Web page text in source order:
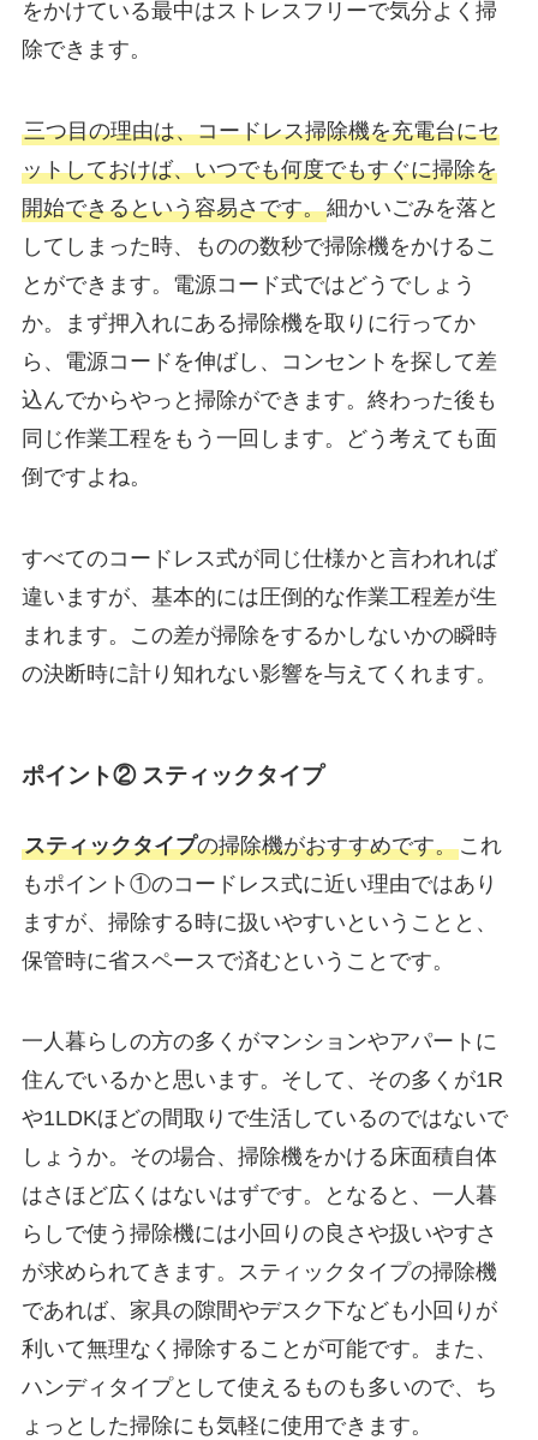
をかけている最中はストレスフリーで気分よく掃
除できます。
三つ目の理由は、コードレス掃除機を充電台にセ
ットしておけば、いつでも何度でもすぐに掃除を
開始できるという容易さです。細かいごみを落と
してしまった時、ものの数秒で掃除機をかけるこ
とができます。電源コード式ではどうでしょう
か。まず押入れにある掃除機を取りに行ってか
ら、電源コードを伸ばし、コンセントを探して差
込んでからやっと掃除ができます。終わった後も
同じ作業工程をもう一回します。どう考えても面
倒ですよね。
すべてのコードレス式が同じ仕様かと言われれば
違いますが、基本的には圧倒的な作業工程差が生
まれます。この差が掃除をするかしないかの瞬時
の決断時に計り知れない影響を与えてくれます。
ポイント② スティックタイプ
スティックタイプの掃除機がおすすめです。これ
もポイント①のコードレス式に近い理由ではあり
ますが、掃除する時に扱いやすいということと、
保管時に省スペースで済むということです。
一人暮らしの方の多くがマンションやアパートに
住んでいるかと思います。そして、その多くが1R
や1LDKほどの間取りで生活しているのではないで
しょうか。その場合、掃除機をかける床面積自体
はさほど広くはないはずです。となると、一人暮
らしで使う掃除機には小回りの良さや扱いやすさ
が求められてきます。スティックタイプの掃除機
であれば、家具の隙間やデスク下なども小回りが
利いて無理なく掃除することが可能です。また、
ハンディタイプとして使えるものも多いので、ち
ょっとした掃除にも気軽に使用できます。